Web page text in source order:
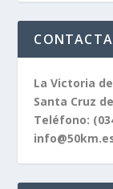
La Victoria
Santa Cruz
Teléfono: